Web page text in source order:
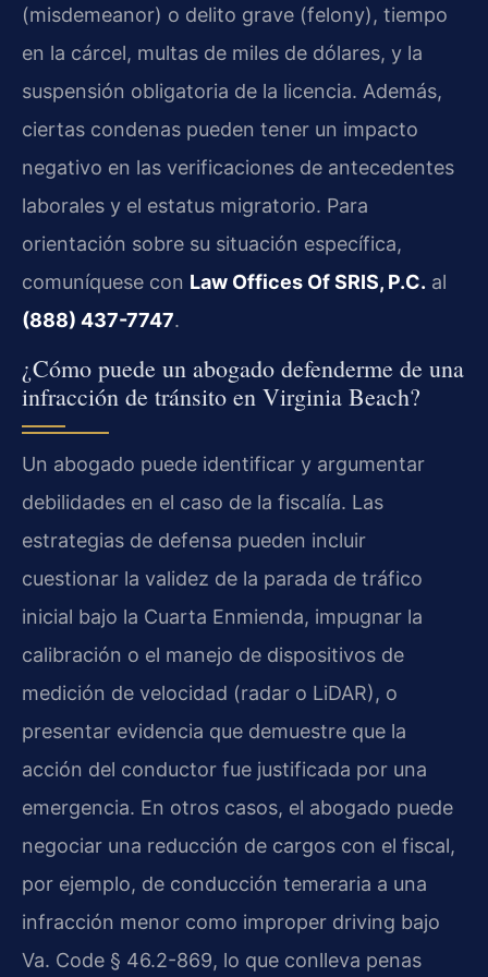
(misdemeanor) o delito grave (felony), tiempo
en la cárcel, multas de miles de dólares, y la
suspensión obligatoria de la licencia. Además,
ciertas condenas pueden tener un impacto
negativo en las verificaciones de antecedentes
laborales y el estatus migratorio. Para
orientación sobre su situación específica,
comuníquese con Law Offices Of SRIS, P.C. al
(888) 437-7747.
¿Cómo puede un abogado defenderme de una
infracción de tránsito en Virginia Beach?
Un abogado puede identificar y argumentar
debilidades en el caso de la fiscalía. Las
estrategias de defensa pueden incluir
cuestionar la validez de la parada de tráfico
inicial bajo la Cuarta Enmienda, impugnar la
calibración o el manejo de dispositivos de
medición de velocidad (radar o LiDAR), o
presentar evidencia que demuestre que la
acción del conductor fue justificada por una
emergencia. En otros casos, el abogado puede
negociar una reducción de cargos con el fiscal,
por ejemplo, de conducción temeraria a una
infracción menor como improper driving bajo
Va. Code § 46.2-869, lo que conlleva penas